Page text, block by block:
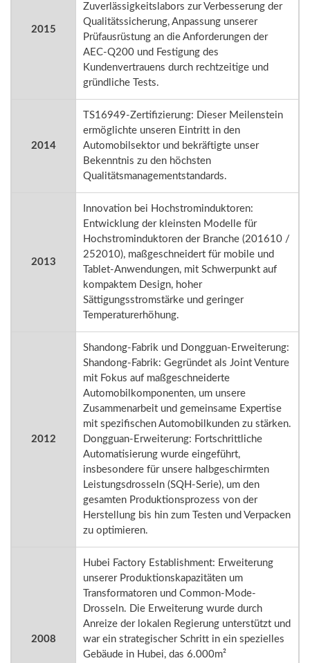
2015
Zuverlässigkeitslabors zur Verbesserung der
Qualitätssicherung, Anpassung unserer
Prüfausrüstung an die Anforderungen der
AEC-Q200 und Festigung des
Kundenvertrauens durch rechtzeitige und
gründliche Tests.
2014
TS16949-Zertifizierung: Dieser Meilenstein
ermöglichte unseren Eintritt in den
Automobilsektor und bekräftigte unser
Bekenntnis zu den höchsten
Qualitätsmanagementstandards.
2013
Innovation bei Hochstrominduktoren:
Entwicklung der kleinsten Modelle für
Hochstrominduktoren der Branche (201610 /
252010), maßgeschneidert für mobile und
Tablet-Anwendungen, mit Schwerpunkt auf
kompaktem Design, hoher
Sättigungsstromstärke und geringer
Temperaturerhöhung.
2012
Shandong-Fabrik und Dongguan-Erweiterung:
Shandong-Fabrik: Gegründet als Joint Venture
mit Fokus auf maßgeschneiderte
Automobilkomponenten, um unsere
Zusammenarbeit und gemeinsame Expertise
mit spezifischen Automobilkunden zu stärken.
Dongguan-Erweiterung: Fortschrittliche
Automatisierung wurde eingeführt,
insbesondere für unsere halbgeschirmten
Leistungsdrosseln (SQH-Serie), um den
gesamten Produktionsprozess von der
Herstellung bis hin zum Testen und Verpacken
zu optimieren.
2008
Hubei Factory Establishment: Erweiterung
unserer Produktionskapazitäten um
Transformatoren und Common-Mode-
Drosseln. Die Erweiterung wurde durch
Anreize der lokalen Regierung unterstützt und
war ein strategischer Schritt in ein spezielles
Gebäude in Hubei, das 6.000m²